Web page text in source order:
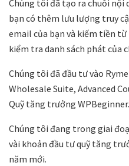
Chúng tôi đã tạo ra chuỗi nội
bạn có thêm lưu lượng truy
email của bạn và kiếm tiền từ
kiểm tra danh sách phát của
Chúng tôi đã đầu tư vào
Wholesale Suite, Advanced
Quỹ tăng trưởng WPBeginner.
Chúng tôi đang trong giai
vài khoản đầu tư quỹ tăng
năm mới.